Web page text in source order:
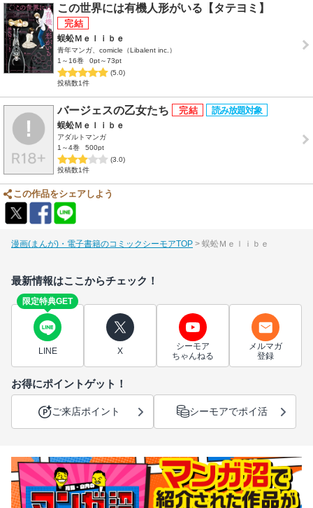
この世界には有機人形がいる【タテヨミ】
蜈蚣Ｍｅｌｉｂｅ
青年マンガ、comicle（Libalent inc.）
1～16巻
0pt～73pt
(5.0)
投稿数1件
バージェスの乙女たち
蜈蚣Ｍｅｌｉｂｅ
アダルトマンガ
1～4巻
500pt
(3.0)
投稿数1件
この作品をシェアしよう
漫画(まんが)・電子書籍のコミックシーモアTOP 蜈蚣Ｍｅｌｉｂｅ
最新情報はここからチェック！
限定特典GET
LINE X
シーモア
ちゃんねる
メルマガ
登録
お得にポイントゲット！
ご来店ポイント シーモアでポイ活